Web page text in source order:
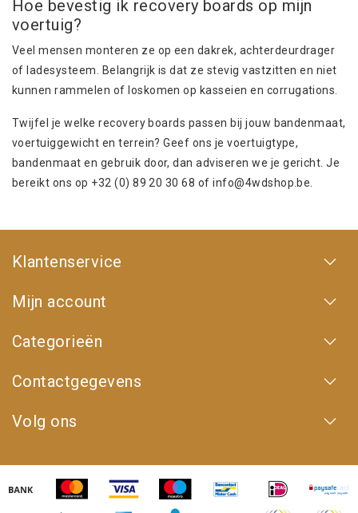
Hoe bevestig ik recovery boards op mijn
voertuig?
Veel mensen monteren ze op een dakrek, achterdeurdrager
of ladesysteem. Belangrijk is dat ze stevig vastzitten en niet
kunnen rammelen of loskomen op kasseien en corrugations.
Twijfel je welke recovery boards passen bij jouw bandenmaat,
voertuiggewicht en terrein? Geef ons je voertuigtype,
bandenmaat en gebruik door, dan adviseren we je gericht. Je
bereikt ons op +32 (0) 89 20 30 68 ofinfo@4wdshop.be
Klantenservice
Mijn account
Categorieën
Contactgegevens
Volg ons